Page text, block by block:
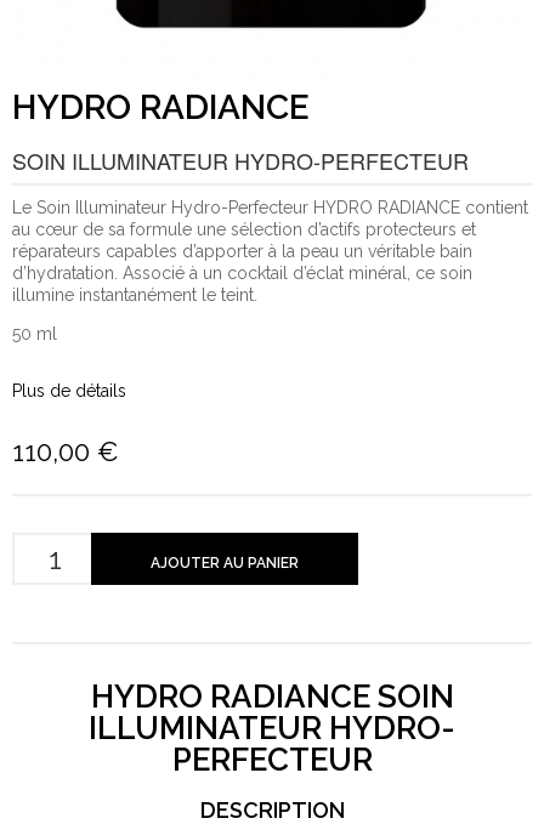
HYDRO RADIANCE
SOIN ILLUMINATEUR HYDRO-PERFECTEUR
Le Soin Illuminateur Hydro-Perfecteur HYDRO RADIANCE contient
au cœur de sa formule une sélection d’actifs protecteurs et
réparateurs capables d’apporter à la peau un véritable bain
d’hydratation. Associé à un cocktail d’éclat minéral, ce soin
illumine instantanément le teint.
50 ml
Plus de détails
110,00 €
AJOUTER AU PANIER
HYDRO RADIANCE SOIN
ILLUMINATEUR HYDRO-
PERFECTEUR
DESCRIPTION